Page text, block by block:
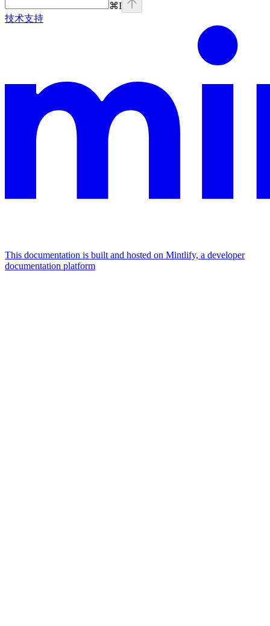
⌘I
技术支持
This documentation is built and hosted on Mintlify, a developer
documentation platform